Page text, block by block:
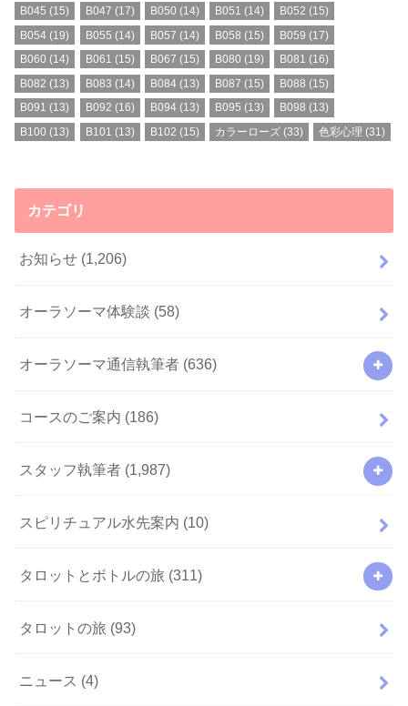
B045 (15) B047 (17) B050 (14) B051 (14) B052 (15)
B054 (19) B055 (14) B057 (14) B058 (15) B059 (17)
B060 (14) B061 (15) B067 (15) B080 (19) B081 (16)
B082 (13) B083 (14) B084(13) B087 (15) B088 (15)
B091 (13) B092 (16) B094(13) B095 (13) B098 (13)
B100 (13) B101 (13) B102 (15) カラーローズ (33) 色彩心理 (31)
カテゴリ
お知らせ (1,206)
オーラソーマ体験談 (58)
オーラソーマ通信執筆者 (636)
コースのご案内 (186)
スタッフ執筆者 (1,987)
スピリチュアル水先案内 (10)
タロットとボトルの旅 (311)
タロットの旅 (93)
ニュース (4)